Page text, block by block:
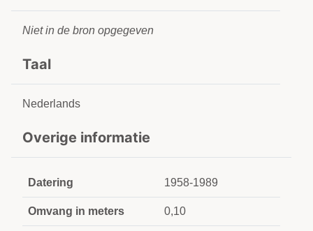
Niet in de bron opgegeven
Taal
Nederlands
Overige informatie
Datering 1958-1989
Omvang in meters 0,10